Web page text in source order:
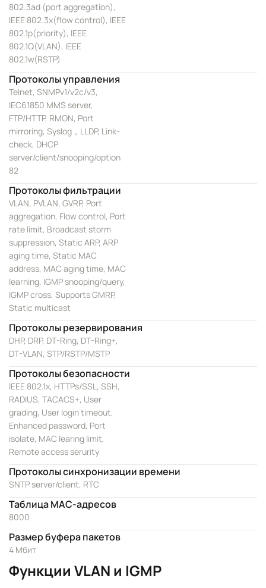
802.3ad (port aggregation),
IEEE 802.3x(flow control), IEEE
802.1p(priority), IEEE
802.1Q(VLAN), IEEE
802.1w(RSTP)
Протоколы управления
Telnet, SNMPv1/v2c/v3,
IEC61850 MMS server,
FTP/HTTP, RMON, Port
mirroring, Syslog，LLDP, Link-
check, DHCP
server/client/snooping/option
82
Протоколы фильтрации
VLAN, PVLAN, GVRP, Port
aggregation, Flow control, Port
rate limit, Broadcast storm
suppression, Static ARP, ARP
aging time, Static MAC
address, MAC aging time, MAC
learning, IGMP snooping/query,
IGMP cross, Supports GMRP,
Static multicast
Протоколы резервирования
DHP, DRP, DT-Ring, DT-Ring+,
DT-VLAN, STP/RSTP/MSTP
Протоколы безопасности
IEEE 802.1x, HTTPs/SSL, SSH,
RADIUS, TACACS+, User
grading, User login timeout,
Enhanced password, Port
isolate, MAC learing limit,
Remote access serurity
Протоколы синхронизации времени
SNTP server/client, RTC
Таблица MAC-адресов
8000
Размер буфера пакетов
4 Мбит
Функции VLAN и IGMP